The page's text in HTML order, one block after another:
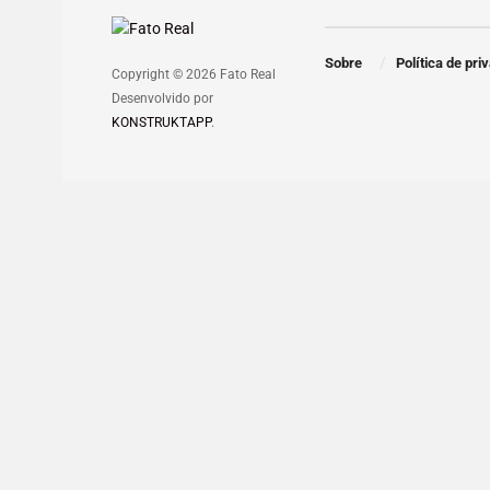
Copyright © 2026 Fato Real
Desenvolvido por
KONSTRUKTAPP.
Sobre Política de